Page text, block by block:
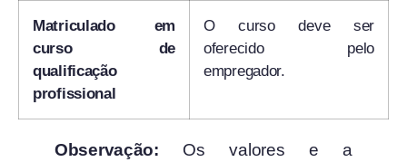
Matriculado em
curso de
qualificação
profissional
O curso deve ser
oferecido pelo
empregador.
Observação: Os valores e a